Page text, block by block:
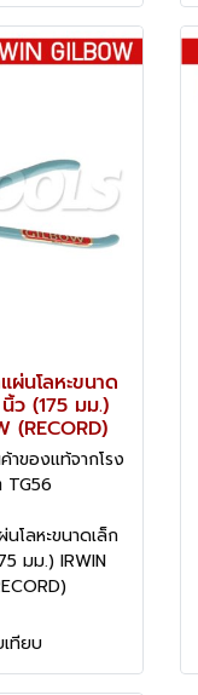
ผ่นโลหะขนาด
ว (175 มม.)
(RECORD)
าของแท้จากโรง
TG56
โลหะขนาดเล็ก
มม.) IRWIN
เทียบ